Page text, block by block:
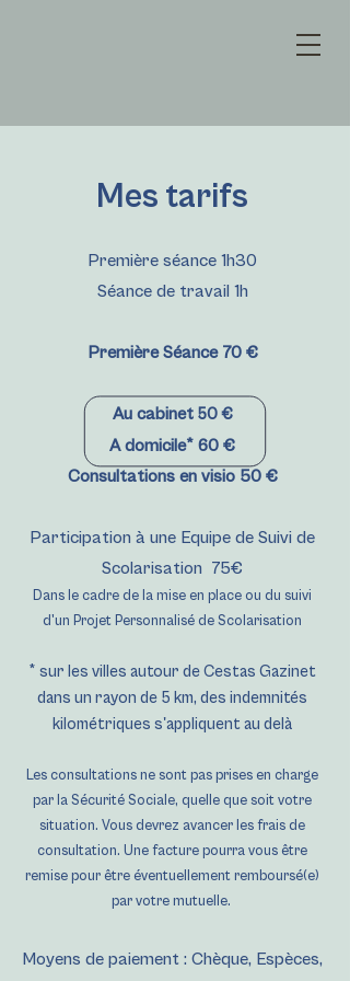
Mes tarifs
Première séance 1h30
Séance de travail 1h
Première Séance 70 €
Au cabinet50 €
A domicile* 60 €
Consultations en visio 50 €
Participation à une Equipe de Suivi de
Scolarisation 75€
Dans le cadre de la mise en place ou du suivi
d'un Projet Personnalisé de Scolarisation
* sur les villes autour de Cestas Gazinet
dans un rayon de 5 km, des indemnités
kilométriques s'appliquent au delà
Les consultations ne sont pas prises en charge
par la Sécurité Sociale, quelle que soit votre
situation. Vous devrez avancer les frais de
consultation. Une facture pourra vous être
remise pour être éventuellement remboursé(e)
par votre mutuelle.
Moyens de paiement : Chèque, Espèces,